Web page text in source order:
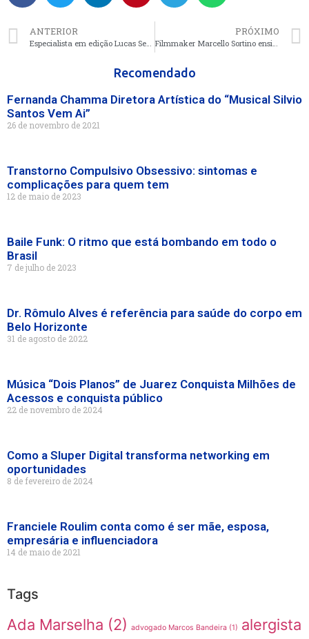
ANTERIOR
Especialista em edição Lucas Sena aponta, efeitos especiais impulsionam vendas
PRÓXIMO
Filmmaker Marcello Sortino ensina macetes do TikTok e Instagram para viralizar
Recomendado
Fernanda Chamma Diretora Artística do “Musical Silvio
Santos Vem Ai”
26 de novembro de 2021
Transtorno Compulsivo Obsessivo: sintomas e
complicações para quem tem
12 de maio de 2023
Baile Funk: O ritmo que está bombando em todo o
Brasil
7 de julho de 2023
Dr. Rômulo Alves é referência para saúde do corpo em
Belo Horizonte
31 de agosto de 2022
Música “Dois Planos” de Juarez Conquista Milhões de
Acessos e conquista público
22 de novembro de 2024
Como a Sluper Digital transforma networking em
oportunidades
8 de fevereiro de 2024
Franciele Roulim conta como é ser mãe, esposa,
empresária e influenciadora
14 de maio de 2021
Tags
Ada Marselha (2) advogado Marcos Bandeira (1) alergista